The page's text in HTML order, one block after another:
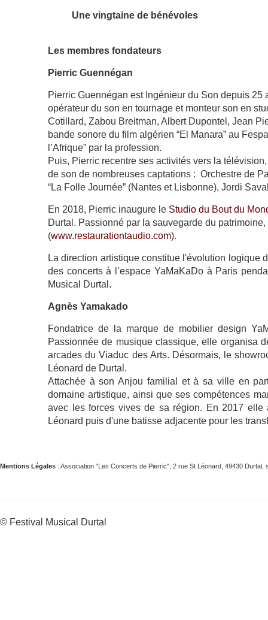
Une vingtaine de bénévoles
Les membres fondateurs
Pierric Guennégan
Pierric Guennégan est Ingénieur du Son depuis
opérateur du son en tournage et monteur son en
Cotillard, Zabou Breitman, Albert Dupontel, Jean
bande sonore du film algérien “El Manara” au
l’Afrique” par la profession.
Puis, Pierric recentre ses activités vers la
de son de nombreuses captations : Orchestre de
“La Folle Journée” (Nantes et Lisbonne), Jordi
En 2018, Pierric inaugure le Studio du Bout du
Durtal. Passionné par la sauvegarde du
(www.restaurationtaudio.com).
La direction artistique constitue l'évolution logique
des concerts à l’espace YaMaKaDo à Paris
Musical Durtal.
Agnès Yamakado
Fondatrice de la marque de mobilier design
Passionnée de musique classique, elle organisa
arcades du Viaduc des Arts. Désormais, le
Léonard de Durtal.
Attachée à son Anjou familial et à sa ville en
domaine artistique, ainsi que ses compétences
avec les forces vives de sa région. En 2017
Léonard puis d'une batisse adjacente pour les
Mentions Légales : Association "Les Concerts de Pierric", 2 rue St Léonard, 49430
© Festival Musical Durtal